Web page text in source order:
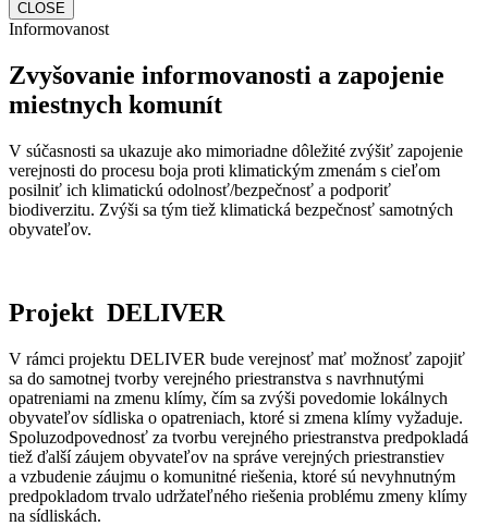
CLOSE
Informovanost
Zvyšovanie informovanosti a zapojenie
miestnych komunít
V súčasnosti sa ukazuje ako mimoriadne dôležité zvýšiť zapojenie
verejnosti do procesu boja proti klimatickým zmenám s cieľom
posilniť ich klimatickú odolnosť/bezpečnosť a podporiť
biodiverzitu. Zvýši sa tým tiež klimatická bezpečnosť samotných
obyvateľov.
Projekt DELIVER
V rámci projektu DELIVER bude verejnosť mať možnosť zapojiť
sa do samotnej tvorby verejného priestranstva s navrhnutými
opatreniami na zmenu klímy, čím sa zvýši povedomie lokálnych
obyvateľov sídliska o opatreniach, ktoré si zmena klímy vyžaduje.
Spoluzodpovednosť za tvorbu verejného priestranstva predpokladá
tiež ďalší záujem obyvateľov na správe verejných priestranstiev
a vzbudenie záujmu o komunitné riešenia, ktoré sú nevyhnutným
predpokladom trvalo udržateľného riešenia problému zmeny klímy
na sídliskách.